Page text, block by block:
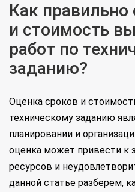
Как правильно
и стоимость
работ по
заданию?
Оценка сроков и
техническому заданию
планировании и
оценка может привести к
ресурсов и
данной статье разберем,